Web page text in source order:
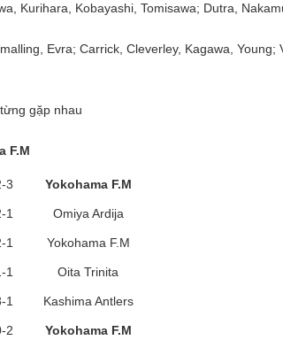
Kurihara, Kobayashi, Tomisawa; Dutra,
Evra; Carrick, Cleverley, Kagawa, Young;
gặp nhau
F.M
3 Yokohama F.M
1 Omiya Ardija
1 Yokohama F.M
1 Oita Trinita
1 Kashima Antlers
2 Yokohama F.M